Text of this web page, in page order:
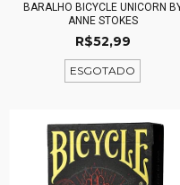
BARALHO BICYCLE UNICORN
ANNE STOKES
R$52,99
ESGOTADO